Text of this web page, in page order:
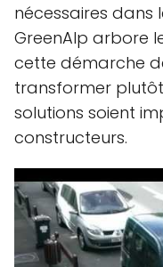
nécessaires dans
GreenAlp arbore
cette démarche
transformer
solutions soient
constructeurs.